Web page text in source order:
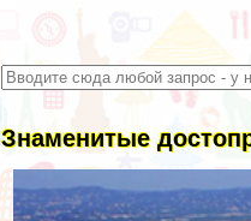
Знаменитые